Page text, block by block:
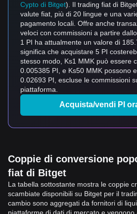
Cypto di Bitget). Il trading fiat di
valute fiat, più di 20 lingue e una
pagamento locali. Offre anche
veloci con commissioni a partire dallo
1 PI ha attualmente un valore di
significa che acquistare 5 PI
stesso modo, Ks1 MMK può essere
0.005385 PI, e Ks50 MMK possono
0.02693 PI, escluse le commissioni
piattaforma.
Acquista/vendi PI
Coppie di conversione
fiat di Bitget
La tabella sottostante mostra le coppie
scambiate disponibili su Bitget per il
cambio sono aggregati da fornitori di